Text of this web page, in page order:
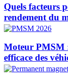
Quels facteurs
rendement du
Moteur PMSM
efficace des